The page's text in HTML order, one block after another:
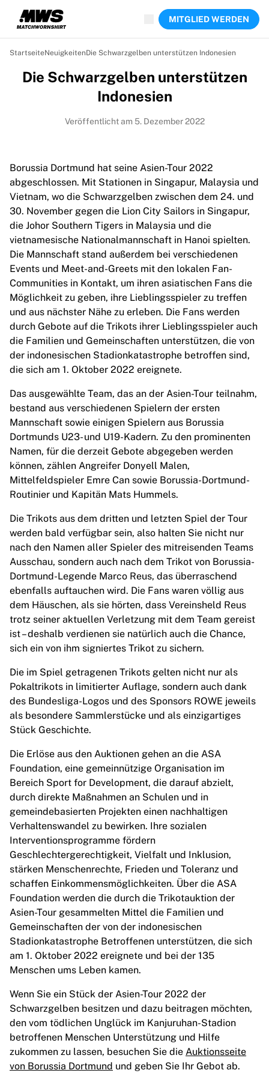
Highlights
Weltmeisterschaftsauktionen
Legend-Kollektion
Tour de France
Weltmeisterschaftsauktionen
Produkte
Getragene Trikots
Signierte Trikots
Torschützen
Debüttrikots
Gerahmte Trikots
Fußball
Highlights
Weltmeisterschaftsauktionen
Legend-Kollektion
MLS
Alle Fußball-Artikel anzeigen
Top-Teams
England
Vereinigte Staaten
Paris Saint-
FC Bayern München
View all Teams
Top Leagues
World Championships 2026
Premier League
La Liga
Ligue 1
MLS
Top Women's Teams
US Women's Soccer
Canada Women's Soccer
NWSL
OL Lyonnes
Paris Saint-Germain Feminines
Arsenal WFC
Browse by country
Basketball
Highlights
Charlotte Hornets
Chicago Bulls
LA Clippers
Virtus Bologna
View all Basketball
Top NBA Teams
Charlotte Hornets
Chicago Bulls
Portland Trail Blazers
LA Clippers
View all NBA
Top European Teams
Beşiktaş Gain
Fenerbahçe Basketball
Slovenia
Virtus Bologna
Guerri Napoli
Other Sports
Cycling
Soudal Quick Step
Netcompany INEOS
EF Education
Team Jayco AlUla
View all Cycling
Rugby
MITGLIED WERDEN
StartseiteNeuigkeitenDie Schwarzgelben unterstützen Indonesien
Die Schwarzgelben unterstützen
Indonesien
Veröffentlicht am 5. Dezember 2022
Borussia Dortmund hat seine Asien-Tour 2022
abgeschlossen. Mit Stationen in Singapur, Malaysia und
Vietnam, wo die Schwarzgelben zwischen dem 24. und
30. November gegen die Lion City Sailors in Singapur,
die Johor Southern Tigers in Malaysia und die
vietnamesische Nationalmannschaft in Hanoi spielten.
Die Mannschaft stand außerdem bei verschiedenen
Events und Meet-and-Greets mit den lokalen Fan-
Communities in Kontakt, um ihren asiatischen Fans die
Möglichkeit zu geben, ihre Lieblingsspieler zu treffen
und aus nächster Nähe zu erleben. Die Fans werden
durch Gebote auf die Trikots ihrer Lieblingsspieler auch
die Familien und Gemeinschaften unterstützen, die von
der indonesischen Stadionkatastrophe betroffen sind,
die sich am 1. Oktober 2022 ereignete.
Das ausgewählte Team, das an der Asien-Tour teilnahm,
bestand aus verschiedenen Spielern der ersten
Mannschaft sowie einigen Spielern aus Borussia
Dortmunds U23- und U19-Kadern. Zu den prominenten
Namen, für die derzeit Gebote abgegeben werden
können, zählen Angreifer Donyell Malen,
Mittelfeldspieler Emre Can sowie Borussia-Dortmund-
Routinier und Kapitän Mats Hummels.
Die Trikots aus dem dritten und letzten Spiel der Tour
werden bald verfügbar sein, also halten Sie nicht nur
nach den Namen aller Spieler des mitreisenden Teams
Ausschau, sondern auch nach dem Trikot von Borussia-
Dortmund-Legende Marco Reus, das überraschend
ebenfalls auftauchen wird. Die Fans waren völlig aus
dem Häuschen, als sie hörten, dass Vereinsheld Reus
trotz seiner aktuellen Verletzung mit dem Team gereist
ist – deshalb verdienen sie natürlich auch die Chance,
sich ein von ihm signiertes Trikot zu sichern.
Die im Spiel getragenen Trikots gelten nicht nur als
Pokaltrikots in limitierter Auflage, sondern auch dank
des Bundesliga-Logos und des Sponsors ROWE jeweils
als besondere Sammlerstücke und als einzigartiges
Stück Geschichte.
Die Erlöse aus den Auktionen gehen an die ASA
Foundation, eine gemeinnützige Organisation im
Bereich Sport for Development, die darauf abzielt,
durch direkte Maßnahmen an Schulen und in
gemeindebasierten Projekten einen nachhaltigen
Verhaltenswandel zu bewirken. Ihre sozialen
Interventionsprogramme fördern
Geschlechtergerechtigkeit, Vielfalt und Inklusion,
stärken Menschenrechte, Frieden und Toleranz und
schaffen Einkommensmöglichkeiten. Über die ASA
Foundation werden die durch die Trikotauktion der
Asien-Tour gesammelten Mittel die Familien und
Gemeinschaften der von der indonesischen
Stadionkatastrophe Betroffenen unterstützen, die sich
am 1. Oktober 2022 ereignete und bei der 135
Menschen ums Leben kamen.
Wenn Sie ein Stück der Asien-Tour 2022 der
Schwarzgelben besitzen und dazu beitragen möchten,
den vom tödlichen Unglück im Kanjuruhan-Stadion
betroffenen Menschen Unterstützung und Hilfe
zukommen zu lassen, besuchen Sie die Auktionsseite
von Borussia Dortmund und geben Sie Ihr Gebot ab.